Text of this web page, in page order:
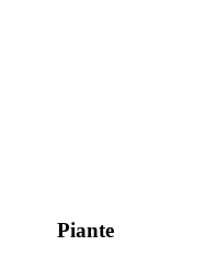
Piante